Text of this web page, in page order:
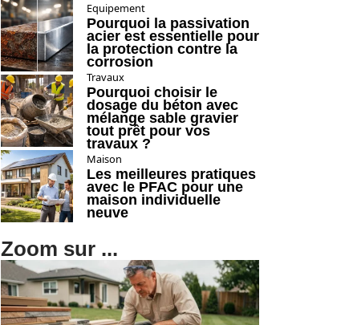
Equipement
Pourquoi la passivation
acier est essentielle pour
la protection contre la
corrosion
Travaux
Pourquoi choisir le
dosage du béton avec
mélange sable gravier
tout prêt pour vos
travaux ?
Maison
Les meilleures pratiques
avec le PFAC pour une
maison individuelle
neuve
Zoom sur ...